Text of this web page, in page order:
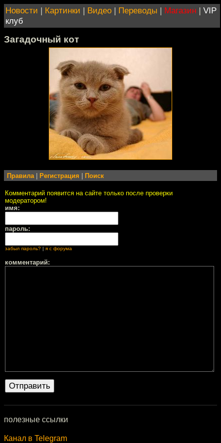
Новости | Картинки | Видео | Переводы | Магазин | VIP
клуб
Загадочный кот
Правила Регистрация Поиск
Комментарий появится на сайте только после проверки
модератором!
имя:
пароль:
забыл пароль? | я с форума
комментарий:
полезные ссылки
Канал в Telegram